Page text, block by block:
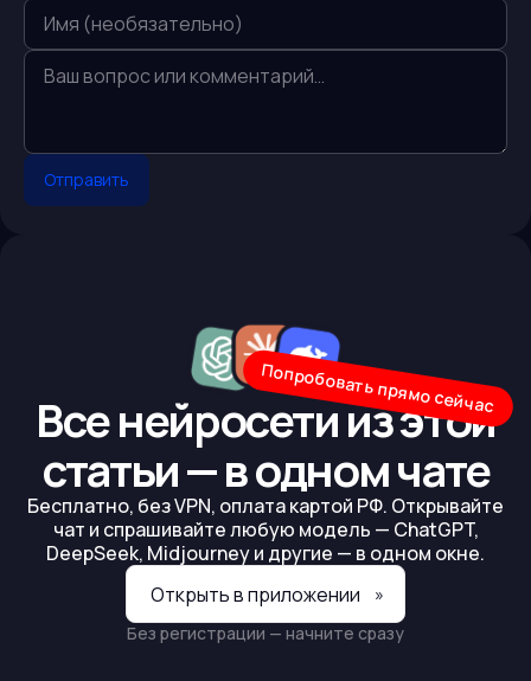
Отправить
Все нейросети из этой
статьи — в одном чате
Попробовать прямо сейчас
Бесплатно, без VPN, оплата картой РФ. Открывайте
чат и спрашивайте любую модель — ChatGPT,
DeepSeek, Midjourney и другие — в одном окне.
Открыть в приложении
»
Без регистрации — начните сразу